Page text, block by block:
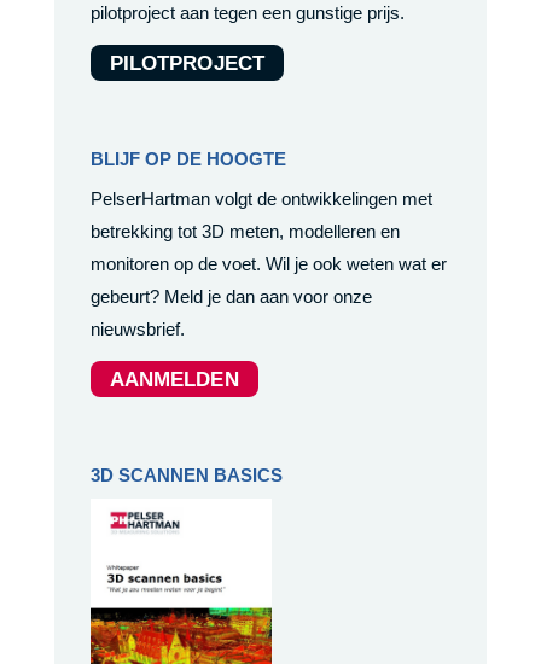
pilotproject aan tegen een gunstige prijs.
PILOTPROJECT
BLIJF OP DE HOOGTE
PelserHartman volgt de ontwikkelingen met
betrekking tot 3D meten, modelleren en
monitoren op de voet. Wil je ook weten wat er
gebeurt? Meld je dan aan voor onze
nieuwsbrief.
AANMELDEN
3D SCANNEN BASICS